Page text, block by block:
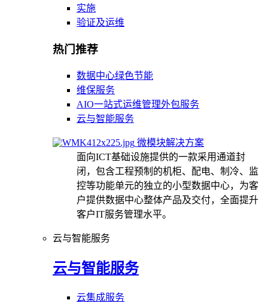
实施
验证及运维
热门推荐
数据中心绿色节能
维保服务
AIO一站式运维管理外包服务
云与智能服务
微模块解决方案
面向ICT基础设施提供的一款采用通道封
闭，包含工程预制的机柜、配电、制冷、监
控等功能单元的独立的小型数据中心，为客
户提供数据中心整体产品及交付，全面提升
客户IT服务管理水平。
云与智能服务
云与智能服务
云集成服务